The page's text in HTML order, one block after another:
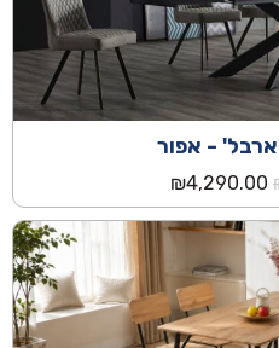
- אפור
המחיר
המקורי
היה:
₪6,000.00.
₪4,290.00
הנוכחי
הוא:
₪4,290.00.